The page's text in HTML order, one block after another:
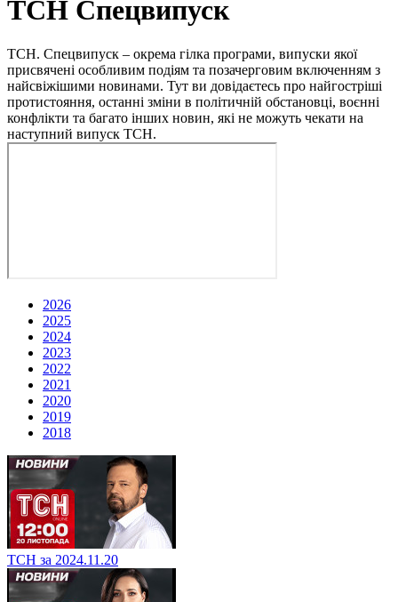
ТСН Спецвипуск
ТСН. Спецвипуск – окрема гілка програми, випуски якої
присвячені особливим подіям та позачерговим включенням з
найсвіжішими новинами. Тут ви довідаєтесь про найгостріші
протистояння, останні зміни в політичній обстановці, воєнні
конфлікти та багато інших новин, які не можуть чекати на
наступний випуск ТСН.
2026
2025
2024
2023
2022
2021
2020
2019
2018
ТСН за 2024.11.20